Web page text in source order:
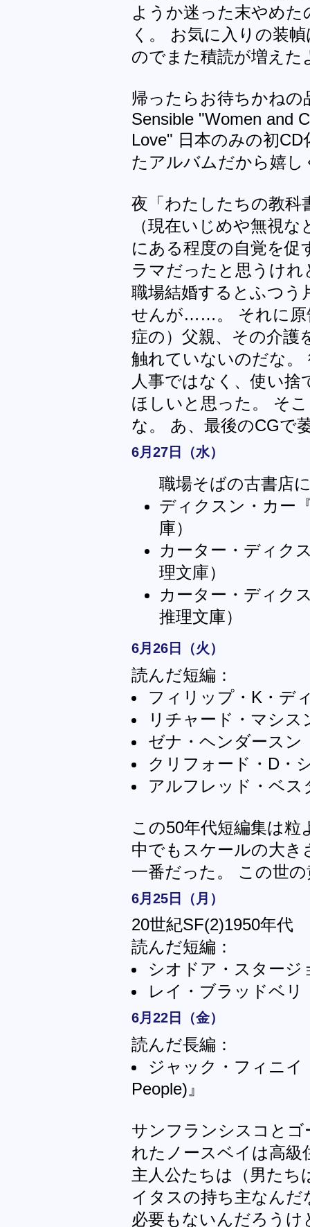
ようか迷った末やめ
く。 お気に入りの装
のでまた積読が増えた
帰ったらお待ちかねの
Sensible "Women and
Love" 日本のみの初
たアルバムだから嬉
夜「わたしたちの教科
（現在いじめや無視
にある程度の自覚を
ラマだったと思うけ
職場結婚するとふつう
せんが……。 それに原
症の）父親、その介護
触れていないのだな。
人事ではなく、使い
ほしいと思った。 そ
な。 あ、最後のCGで
6月27日（水）
職場そばの古書店
ディクスン・カー
庫）
カーター・ディク
理文庫）
カーター・ディク
推理文庫）
6月26日（火）
読んだ短編：
フィリップ・K・デ
リチャード・マシス
ゼナ・ヘンダースン
クリフォード・D・
アルフレッド・ベス
この50年代短編集は
中でもスケールの大き
一番だった。 この世
6月25日（月）
20世紀SF(2)1950年代
読んだ短編：
シオドア・スタージ
レイ・ブラッドベリ
6月22日（金）
読んだ長編：
ジャック・フィニイ
People)』
サンフランシスコと
れたノースベイは高級
主人公たちは（男たち
イタスの持ち主なん
必要もないんだろうけ